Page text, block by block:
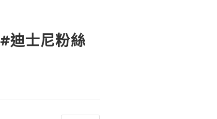
迪士尼粉絲